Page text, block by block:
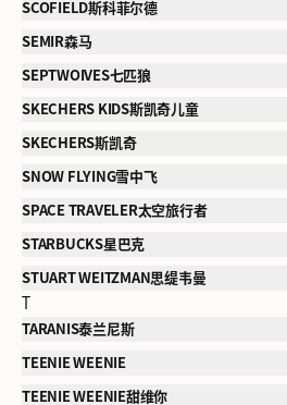
SCOFIELD斯科菲尔德
SEMIR森马
SEPTWOIVES七匹狼
SKECHERS KIDS斯凯奇儿童
SKECHERS斯凯奇
SNOW FLYING雪中飞
SPACE TRAVELER太空旅行者
STARBUCKS星巴克
STUART WEITZMAN思缇韦曼
T
TARANIS泰兰尼斯
TEENIE WEENIE
TEENIE WEENIE甜维你